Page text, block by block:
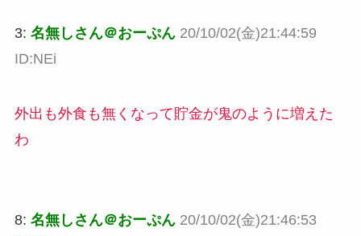
3: 名無しさん＠おーぷん 20/10/02(金)21:44:59
ID:NEi
外出も外食も無くなって貯金が鬼のように増えた
わ
8: 名無しさん＠おーぷん 20/10/02(金)21:46:53